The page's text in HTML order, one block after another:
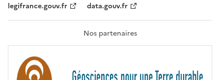
F
A
T
R
T
legifrance.gouv.fr
data.gouv.fr
Nos partenaires